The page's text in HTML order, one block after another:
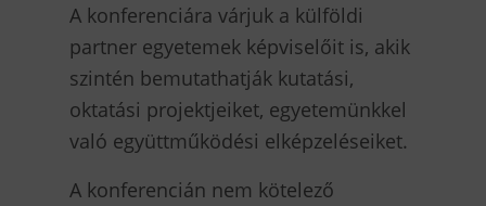
A konferenciára várjuk a külföldi
partner egyetemek képviselőit is, akik
szintén bemutathatják kutatási,
oktatási projektjeiket, egyetemünkkel
való együttműködési elképzeléseiket.
A konferencián nem kötelező